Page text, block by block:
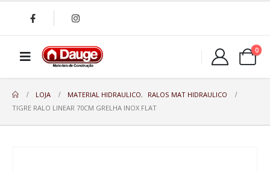
0
LOJA MATERIAL HIDRAULICO,
RALOS MAT HIDRAULICO
TIGRE RALO LINEAR 70CM GRELHA INOX FLAT